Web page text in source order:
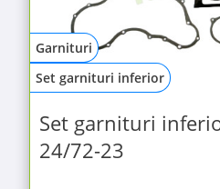
Garnituri
Set garnituri inferior
Set garnituri
24/72-23